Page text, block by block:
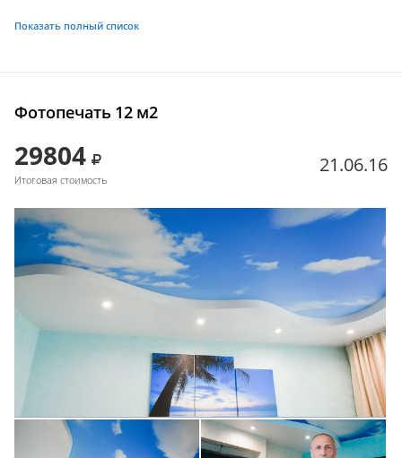
Показать полный список
Фотопечать 12 м2
29804
Итоговая стоимость
21.06.16